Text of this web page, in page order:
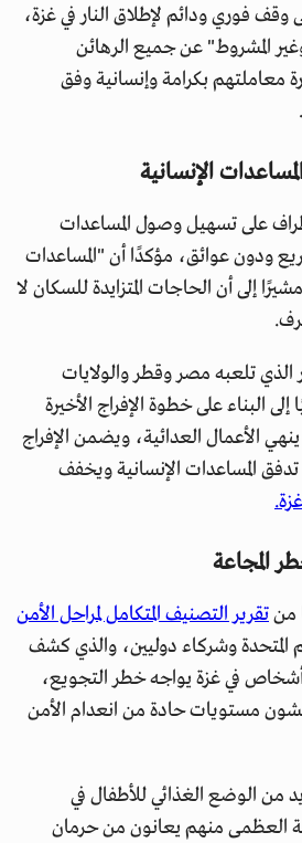
فوري ودائم لإطلاق النار في غزة،
المشروط" عن جميع الرهائن
معاملتهم بكرامة وإنسانية وفق
الإنسانية
على تسهيل وصول المساعدات
ودون عوائق، مؤكدًا أن "المساعدات
إلى أن الحاجات المتزايدة للسكان لا
الذي تلعبه مصر وقطر والولايات
إلى البناء على خطوة الإفراج الأخيرة
الأعمال العدائية، ويضمن الإفراج
المساعدات الإنسانية ويخفف
المجاعة
منتقرير التصنيف المتكامل لمراحل الأمن
المتحدة وشركاء دوليين، والذي كشف
في غزة يواجه خطر التجويع،
مستويات حادة من انعدام الأمن
من الوضع الغذائي للأطفال في
العظمى منهم يعانون من حرمان